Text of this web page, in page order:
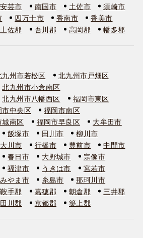
安芸市 南国市 土佐市
須崎市
四万十市 香南市
香美市
土佐郡 吾川郡 高岡郡 幡多郡
九州市若松区
北九州市戸畑区
北九州市小倉南区
北九州市八幡西区
福岡市東区
市中央区
福岡市南区
南区 福岡市早良区
大牟田市
飯塚市 田川市
柳川市
大川市 行橋市 豊前市
中間市
春日市 大野城市
宗像市
福津市 うきは市
宮若市
みやま市 糸島市
那珂川市
鞍手郡 嘉穂郡 朝倉郡
三井郡
田川郡 京都郡 築上郡